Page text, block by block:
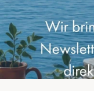
Oldenburg
Potsdam
Rostock